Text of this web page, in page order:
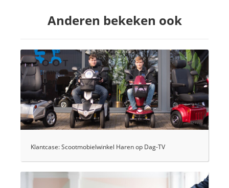
Anderen bekeken ook
Klantcase: Scootmobielwinkel Haren op Dag-TV